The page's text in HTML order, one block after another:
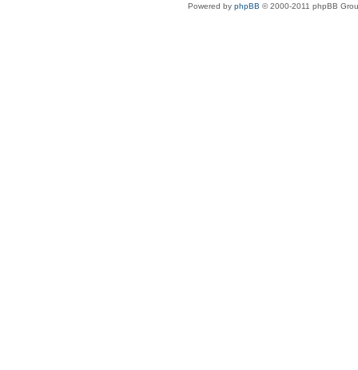
Powered by phpBB © 2000-2011 phpBB